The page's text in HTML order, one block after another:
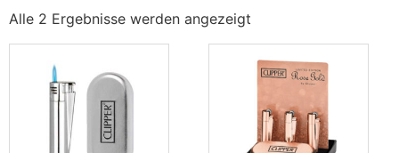
Alle 2 Ergebnisse werden angezeigt